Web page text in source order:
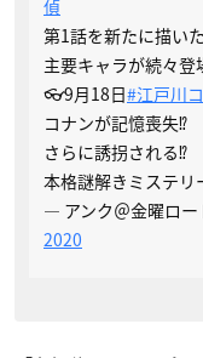
偵
第1話を新たに描い
主要キャラが続々登
👓9月18日#江戸川
コナンが記憶喪失⁉️
さらに誘拐される⁉️
本格謎解きミステリ
— アンク＠金曜ロ
2020